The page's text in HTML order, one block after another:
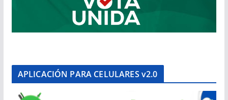
APLICACIÓN PARA CELULARES v2.0